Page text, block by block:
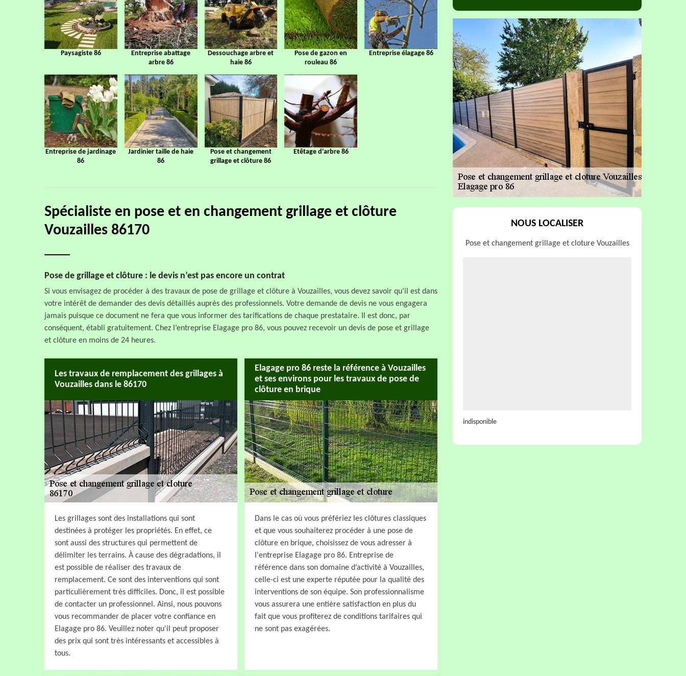
Paysagiste 86
Entreprise abattage
arbre 86
Dessouchage arbre et
haie 86
Pose de gazon en
rouleau 86
Entreprise élagage 86
Entreprise de jardinage
86
Jardinier taille de haie
86
Pose et changement
grillage et clôture 86
Etêtage d'arbre 86
Spécialiste en pose et en changement grillage et clôture
Vouzailles 86170
Pose de grillage et clôture : le devis n’est pas encore un contrat
Si vous envisagez de procéder à des travaux de pose de grillage et clôture à Vouzailles, vous devez savoir qu’il est dans
votre intérêt de demander des devis détaillés auprès des professionnels. Votre demande de devis ne vous engagera
jamais puisque ce document ne fera que vous informer des tarifications de chaque prestataire. Il est donc, par
conséquent, établi gratuitement. Chez l’entreprise Elagage pro 86, vous pouvez recevoir un devis de pose et grillage
et clôture en moins de 24 heures.
Les travaux de remplacement des grillages à
Vouzailles dans le 86170
Les grillages sont des installations qui sont
destinées à protéger les propriétés. En effet, ce
sont aussi des structures qui permettent de
délimiter les terrains. À cause des dégradations, il
est possible de réaliser des travaux de
remplacement. Ce sont des interventions qui sont
particulièrement très difficiles. Donc, il est possible
de contacter un professionnel. Ainsi, nous pouvons
vous recommander de placer votre confiance en
Elagage pro 86. Veuillez noter qu'il peut proposer
des prix qui sont très intéressants et accessibles à
tous.
Elagage pro 86 reste la référence à Vouzailles
et ses environs pour les travaux de pose de
clôture en brique
Dans le cas où vous préfériez les clôtures classiques
et que vous souhaiterez procéder à une pose de
clôture en brique, choisissez de vous adresser à
l'entreprise Elagage pro 86. Entreprise de
référence dans son domaine d’activité à Vouzailles,
celle-ci est une experte réputée pour la qualité des
interventions de son équipe. Son professionnalisme
vous assurera une entière satisfaction en plus du
fait que vous profiterez de conditions tarifaires qui
ne sont pas exagérées.
NOUS LOCALISER
Pose et changement grillage et cloture Vouzailles
indisponible